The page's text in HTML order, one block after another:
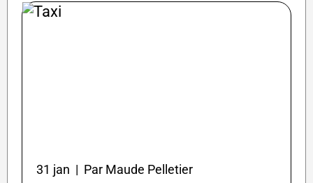
31 jan | Par Maude Pelletier